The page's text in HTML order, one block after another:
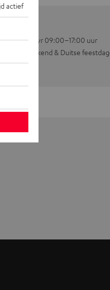
Ma–vr 09:00–17:00 uur
Weekend & Duitse
actief